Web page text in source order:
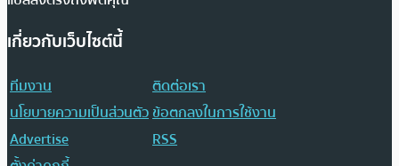
เกี่ยวกับเว็บไซต์นี้
ทีมงาน
ติดต่อเรา
นโยบายความเป็นส่วนตัวข้อตกลงในการใช้งาน
Advertise
RSS